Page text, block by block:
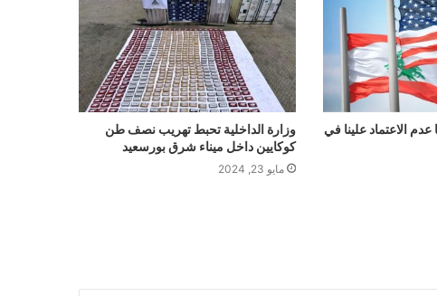
الاعتماد علينا في
وزارة الداخلية تحبط تهريب نصف طن
كوكايين داخل ميناء شرق بورسعيد
مايو 23, 2024